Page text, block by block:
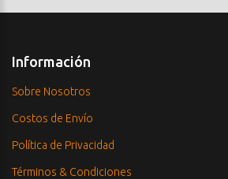
Información
Sobre Nosotros
Costos de Envío
Política de Privacidad
Términos & Condiciones